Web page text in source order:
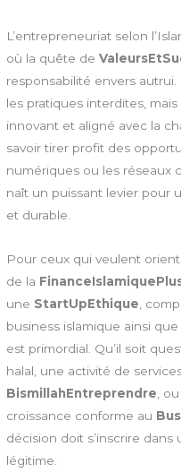
L’entrepreneuriat selon
où la quête de
responsabilité envers autrui.
les pratiques interdites,
innovant et aligné avec la
savoir tirer profit des
numériques ou les réseaux
naît un puissant levier pour
et durable.
Pour ceux qui veulent
de la
une StartUpEthique ,
business islamique ainsi
est primordial. Qu’il soit
halal, une activité de
BismillahEntreprendre ,
croissance conforme au
décision doit s’inscrire
légitime.